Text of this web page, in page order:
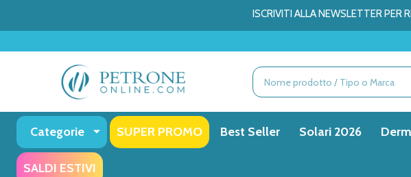
ISCRIVITI ALLA NEWSLETTER PER
Ricerca
Categorie SUPER PROMO Best Seller Solari 2026
SALDI ESTIVI